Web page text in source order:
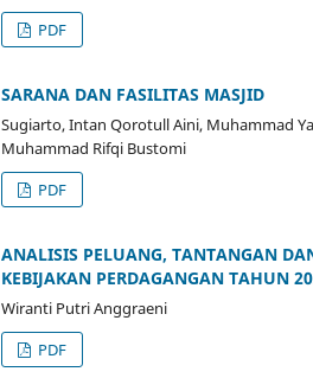
PDF
SARANA DAN FASILITAS MASJID
Sugiarto, Intan Qorotull Aini, Muhammad
Muhammad Rifqi Bustomi
PDF
ANALISIS PELUANG, TANTANGAN
KEBIJAKAN PERDAGANGAN TAHUN
Wiranti Putri Anggraeni
PDF